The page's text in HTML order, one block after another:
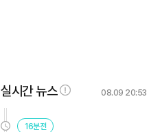
실시간 뉴스 08.09 20:53
16분전